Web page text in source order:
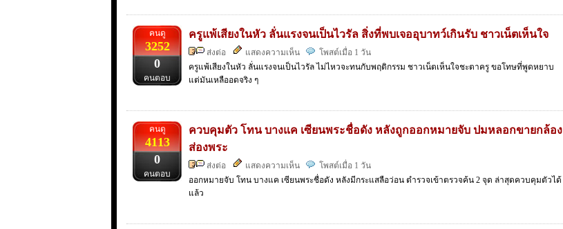
คนดู
3252
0
คนตอบ
ครูแพ้เสียงในหัว ลั่นแรงจนเป็นไวรัล สิ่งที่พบเจออุบาทว์เกินรับ ชาวเน็ตเห็นใจ
ส่งต่อ แสดงความเห็น
โพสต์เมื่อ 1 วัน
ครูแพ้เสียงในหัว ลั่นแรงจนเป็นไวรัล ไม่ไหวจะทนกับพฤติกรรม ชาวเน็ตเห็นใจชะตาครู ขอโทษที่พูดหยาบ
แต่มันเหลืออดจริง ๆ
คนดู
4113
0
คนตอบ
ควบคุมตัว โทน บางแค เซียนพระชื่อดัง หลังถูกออกหมายจับ ปมหลอกขายกล้อง
ส่องพระ
ส่งต่อ แสดงความเห็น
โพสต์เมื่อ 1 วัน
ออกหมายจับ โทน บางแค เซียนพระชื่อดัง หลังมีกระแสลือว่อน ตำรวจเข้าตรวจค้น 2 จุด ล่าสุดควบคุมตัวได้
แล้ว